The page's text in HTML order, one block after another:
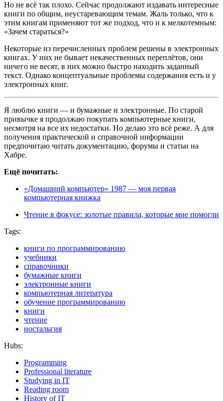
Но не всё так плохо. Сейчас продолжают издавать интересные
книги по общим, неустаревающим темам. Жаль только, что к
этим книгам применяют тот же подход, что и к мелкотемным:
«Зачем стараться?»
Некоторые из перечисленных проблем решены в электронных
книгах. У них не бывает некачественных переплётов, они
ничего не весят, в них можно быстро находить заданный
текст. Однако концептуальные проблемы содержания есть и у
электронных книг.
Я люблю книги — и бумажные и электронные. По старой
привычке я продолжаю покупать компьютерные книги,
несмотря на все их недостатки. Но делаю это всё реже. А для
получения практической и справочной информации
предпочитаю читать документацию, форумы и статьи на
Хабре.
Ещё почитать:
«Домашний компьютер» 1987 — моя первая
компьютерная книжка
Чтение в фокусе: золотые правила, которые мне помогли
Tags:
книги по программированию
учебники
справочники
бумажные книги
электронные книги
компьютерная литература
обучение программированию
книги
чтение
ностальгия
Hubs:
Programming
Professional literature
Studying in IT
Reading room
History of IT